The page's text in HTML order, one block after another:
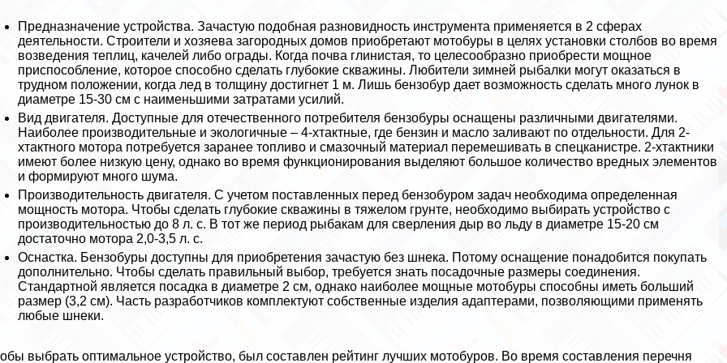
Предназначение устройства. Зачастую подобная разновидность инструмента применяется в 2 сферах
деятельности. Строители и хозяева загородных домов приобретают мотобуры в целях установки столбов во время
возведения теплиц, качелей либо ограды. Когда почва глинистая, то целесообразно приобрести мощное
приспособление, которое способно сделать глубокие скважины. Любители зимней рыбалки могут оказаться в
трудном положении, когда лед в толщину достигнет 1 м. Лишь бензобур дает возможность сделать много лунок в
диаметре 15-30 см с наименьшими затратами усилий.
Вид двигателя. Доступные для отечественного потребителя бензобуры оснащены различными двигателями.
Наиболее производительные и экологичные – 4-хтактные, где бензин и масло заливают по отдельности. Для 2-
хтактного мотора потребуется заранее топливо и смaзoчный материал перемешивать в спецканистре. 2-хтактники
имеют более низкую цену, однако во время функционирования выделяют большое количество вредных элементов
и формируют много шума.
Производительность двигателя. С учетом поставленных перед бензобуром задач необходима определенная
мощность мотора. Чтобы сделать глубокие скважины в тяжелом грунте, необходимо выбирать устройство с
производительностью до 8 л. с. В тот же период рыбакам для сверления дыр во льду в диаметре 15-20 см
достаточно мотора 2,0-3,5 л. с.
Оснастка. Бензобуры доступны для приобретения зачастую без шнека. Потому оснащение понадобится покупать
дополнительно. Чтобы сделать правильный выбор, требуется знать посадочные размеры соединения.
Стандартной является посадка в диаметре 2 см, однако наиболее мощные мотобуры способны иметь больший
размер (3,2 см). Часть разработчиков комплектуют собственные изделия адаптерами, позволяющими применять
любые шнеки.
выбрать оптимальное устройство, был составлен рейтинг лучших мотобуров. Во время составления перечня